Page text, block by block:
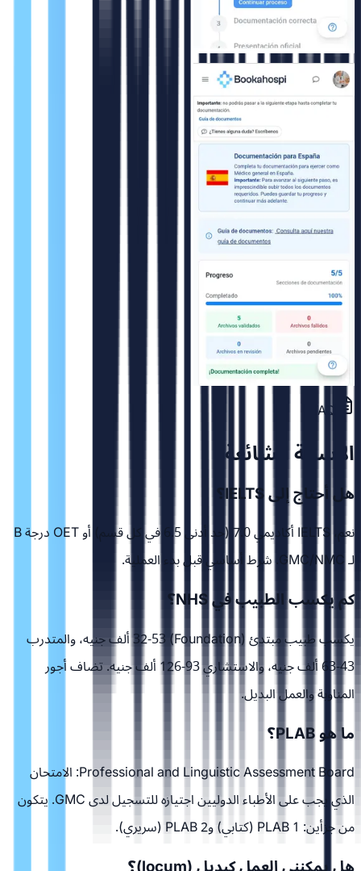
FAQ
الاسئلة الشائعة
هل أحتاج إلى IELTS؟
نعم، IELTS أكاديمي 7.0 (حد أدنى 6.5 في كل قسم) أو OET درجة B
لـ GMC/NMC. شرط أساسي قبل بدء العملية.
كم يكسب الطبيب في NHS؟
يكسب طبيب مبتدئ (Foundation) 32-53 ألف جنيه، والمتدرب
43-63 ألف جنيه، والاستشاري 93-126 ألف جنيه. تضاف أجور
المناوبة والعمل البديل.
ما هو PLAB؟
Professional and Linguistic Assessment Board: الامتحان
الذي يجب على الأطباء الدوليين اجتيازه للتسجيل لدى GMC. يتكون
من جزأين: PLAB 1 (كتابي) وPLAB 2 (سريري).